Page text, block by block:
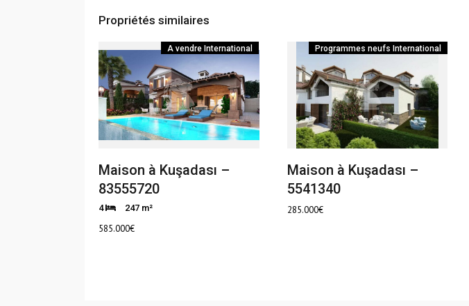
Propriétés similaires
A vendre International
Maison à Kuşadası –
83555720
4 247 m²
585.000€
Programmes neufs International
Maison à Kuşadası –
5541340
285.000€